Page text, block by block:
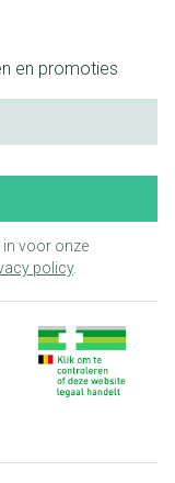
en promoties
in voor onze
policy.